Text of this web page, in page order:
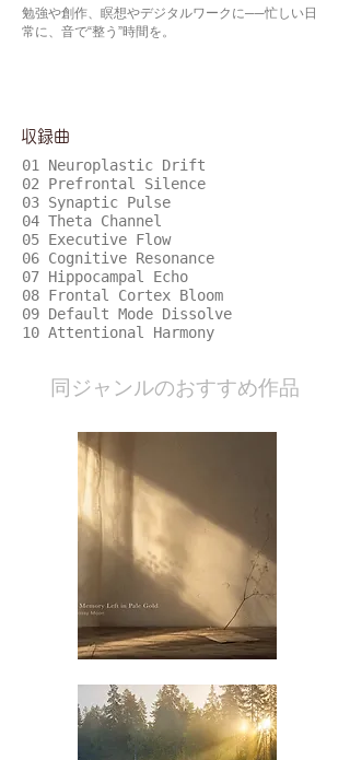
勉強や創作、瞑想やデジタルワークに──忙しい日
常に、音で“整う”時間を。
​収録曲
01 Neuroplastic Drift
02 Prefrontal Silence
03 Synaptic Pulse
04 Theta Channel
05 Executive Flow
06 Cognitive Resonance
07 Hippocampal Echo
08 Frontal Cortex Bloom
09 Default Mode Dissolve
10 Attentional Harmony
​同ジャンルのおすすめ作品